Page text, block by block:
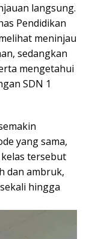
langsung.
Pendidikan
meninjau
sedangkan
mengetahui
SDN 1
yang sama,
tersebut
dan ambruk,
hingga